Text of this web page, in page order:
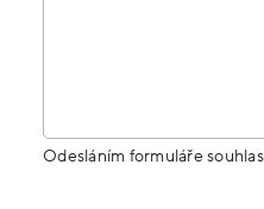
Odesláním formuláře